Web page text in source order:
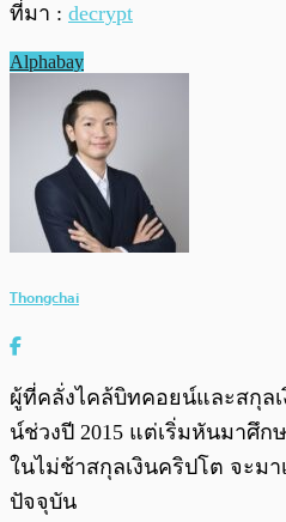
ที่มา : decrypt
Alphabay
Thongchai
ผู้ที่คลั่งไคล้บิทคอยน์และสกุล
น์ช่วงปี 2015 แต่เริ่มหันมาศึก
ในไม่ช้าสกุลเงินคริปโต จะม
ปัจจุบัน